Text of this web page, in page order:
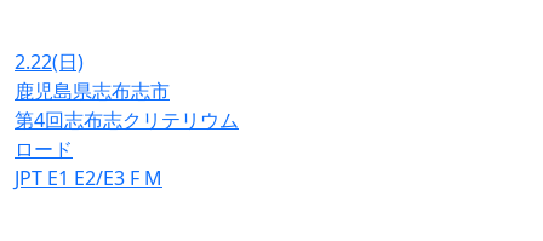
2.22(日)
鹿児島県志布志市
第4回志布志クリテリウム
ロード
JPT E1 E2/E3 F M